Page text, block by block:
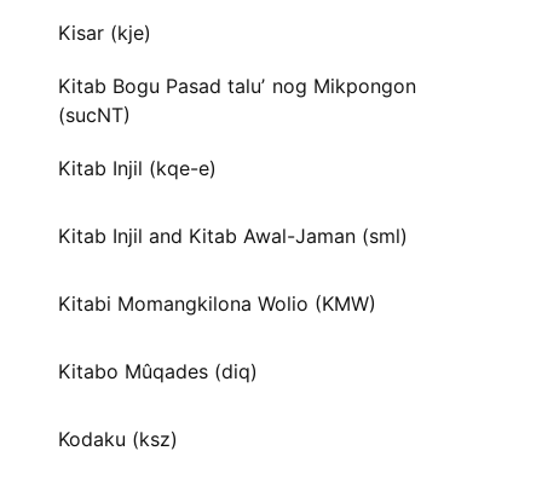
Kisar (kje)
Kitab Bogu Pasad taluʼ nog Mikpongon
(sucNT)
Kitab Injil (kqe-e)
Kitab Injil and Kitab Awal-Jaman (sml)
Kitabi Momangkilona Wolio (KMW)
Kitabo Mûqades (diq)
Kodaku (ksz)